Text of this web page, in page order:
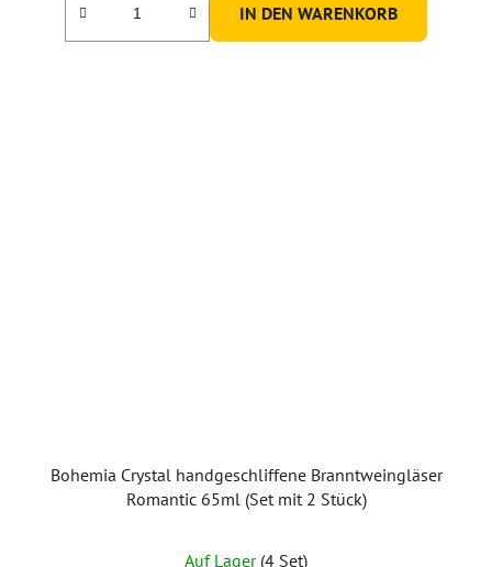
IN DEN WARENKORB
Bohemia Crystal handgeschliffene Branntweingläser
Romantic 65ml (Set mit 2 Stück)
Auf Lager (4 Set)